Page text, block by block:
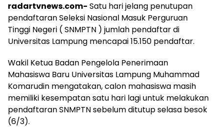
radartvnews.com- Satu hari jelang penutupan
pendaftaran Seleksi Nasional Masuk Perguruan
Tinggi Negeri ( SNMPTN ) jumlah pendaftar di
Universitas Lampung mencapai 15.150 pendaftar.
Wakil Ketua Badan Pengelola Penerimaan
Mahasiswa Baru Universitas Lampung Muhammad
Komarudin mengatakan, calon mahasiswa masih
memiliki kesempatan satu hari lagi untuk melakukan
pendaftaran SNMPTN sebelum ditutup selasa besok
(6/3).